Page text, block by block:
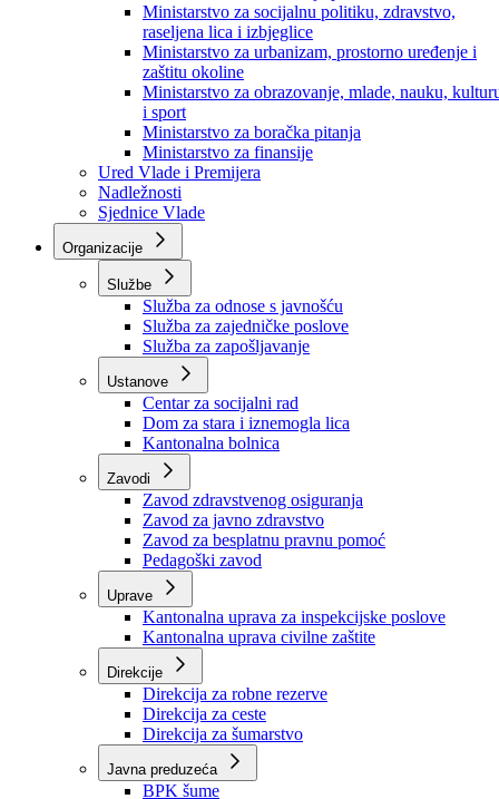
Ministarstvo za privredu
Ministarstvo za pravosuđe, upravu i radne odnose
Ministarstvo za unutrašnje poslove
Ministarstvo za socijalnu politiku, zdravstvo,
raseljena lica i izbjeglice
Ministarstvo za urbanizam, prostorno uređenje i
zaštitu okoline
Ministarstvo za obrazovanje, mlade, nauku,
i sport
Ministarstvo za boračka pitanja
Ministarstvo za finansije
Ured Vlade i Premijera
Nadležnosti
Sjednice Vlade
Organizacije
Službe
Služba za odnose s javnošću
Služba za zajedničke poslove
Služba za zapošljavanje
Ustanove
Centar za socijalni rad
Dom za stara i iznemogla lica
Kantonalna bolnica
Zavodi
Zavod zdravstvenog osiguranja
Zavod za javno zdravstvo
Zavod za besplatnu pravnu pomoć
Pedagoški zavod
Kantonalna uprava za inspekcijske poslove
Kantonalna uprava civilne zaštite
Direkcije
Direkcija za robne rezerve
Direkcija za ceste
Direkcija za šumarstvo